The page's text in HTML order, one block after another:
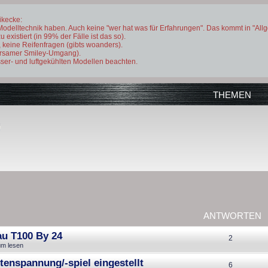
haben. Auch keine "wer hat was für Erfahrungen". Das kommt in
existiert (in 99% der Fälle ist das so).
Reifenfragen (gibts woanders).
Smiley-Umgang).
und luftgekühlten Modellen beachten.
THEMEN
ANTWORTEN
T100 By 24
lesen
2A
n
spiel eingestellt 6A